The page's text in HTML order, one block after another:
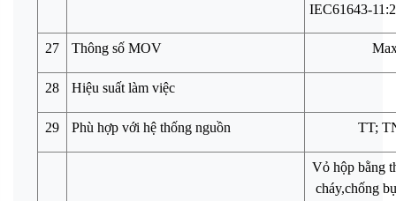
IEC61643-
27 Thông số MOV
28 Hiệu suất làm việc
29 Phù hợp với hệ thống nguồn TT;
Vỏ hộp bằng
cháy,chống